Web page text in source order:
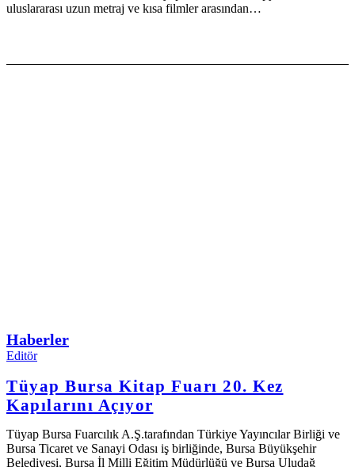
uluslararası uzun metraj ve kısa filmler arasından…
Haberler
Editör
Tüyap Bursa Kitap Fuarı 20. Kez
Kapılarını Açıyor
Tüyap Bursa Fuarcılık A.Ş.tarafından Türkiye Yayıncılar Birliği ve
Bursa Ticaret ve Sanayi Odası iş birliğinde, Bursa Büyükşehir
Belediyesi, Bursa İl Milli Eğitim Müdürlüğü ve Bursa Uludağ